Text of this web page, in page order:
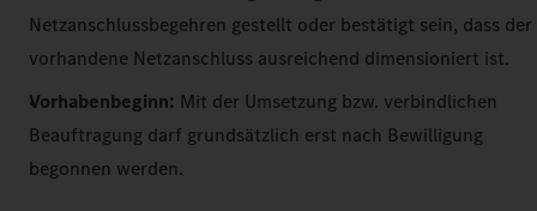
Netzanschlussbegehren gestellt oder bestätigt sein, dass der
vorhandene Netzanschluss ausreichend dimensioniert ist.
Vorhabenbeginn: Mit der Umsetzung bzw. verbindlichen
Beauftragung darf grundsätzlich erst nach Bewilligung
begonnen werden.